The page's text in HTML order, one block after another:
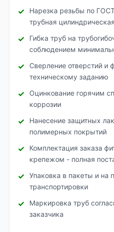
Нарезка резьбы по
трубная
Гибка труб на
соблюдением
Сверление отверстий и
техническому заданию
Оцинкование горячим
коррозии
Нанесение защитных
полимерных покрытий
Комплектация заказа
крепежом - полная
Упаковка в пакеты и на
транспортировки
Маркировка труб
заказчика